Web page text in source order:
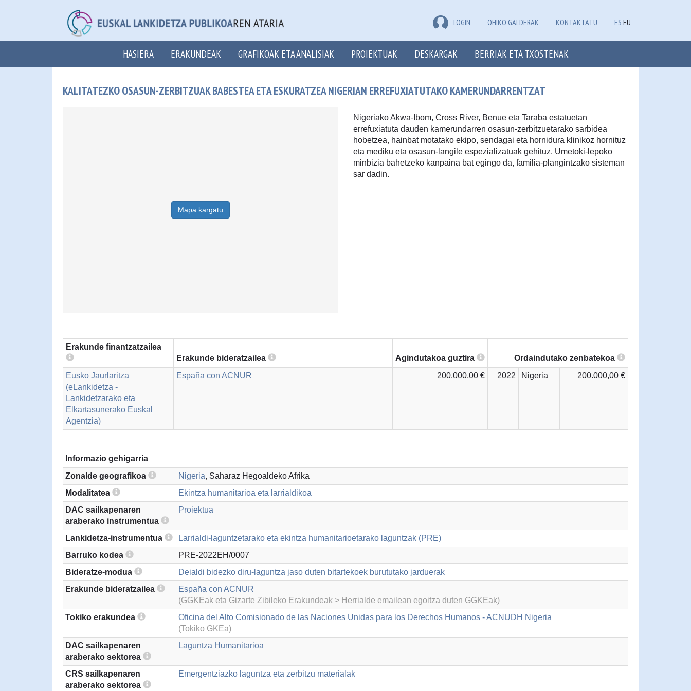
LOGIN OHIKO GALDERAK KONTAKTATU ES EU
HASIERA ERAKUNDEAK GRAFIKOAK ETA ANALISIAK PROIEKTUAK DESKARGAK BERRIAK ETA TXOSTENAK
KALITATEZKO OSASUN-ZERBITZUAK BABESTEA ETA ESKURATZEA NIGERIAN ERREFUXIATUTAKO KAMERUNDARRENTZAT
Mapa kargatu
Nigeriako Akwa-Ibom, Cross River, Benue eta Taraba estatuetan
errefuxiatuta dauden kamerundarren osasun-zerbitzuetarako sarbidea
hobetzea, hainbat motatako ekipo, sendagai eta hornidura klinikoz hornituz
eta mediku eta osasun-langile espezializatuak gehituz. Umetoki-lepoko
minbizia bahetzeko kanpaina bat egingo da, familia-plangintzako sisteman
sar dadin.
Erakunde finantzatzailea
Erakunde bideratzailea
Agindutakoa guztira
Ordaindutako zenbatekoa
Eusko Jaurlaritza
(eLankidetza -
Lankidetzarako eta
Elkartasunerako Euskal
Agentzia)
España con ACNUR 200.000,00 € 2022 Nigeria 200.000,00 €
Informazio gehigarria
Zonalde geografikoa
Nigeria, Saharaz Hegoaldeko Afrika
Modalitatea
Ekintza humanitarioa eta larrialdikoa
DAC sailkapenaren
araberako instrumentua
Proiektua
Lankidetza-instrumentua
Larrialdi-laguntzetarako eta ekintza humanitarioetarako laguntzak (PRE)
Barruko kodea
PRE-2022EH/0007
Bideratze-modua
Deialdi bidezko diru-laguntza jaso duten bitartekoek burututako jarduerak
Erakunde bideratzailea
España con ACNUR
(GGKEak eta Gizarte Zibileko Erakundeak > Herrialde emailean egoitza duten GGKEak)
Tokiko erakundea
Oficina del Alto Comisionado de las Naciones Unidas para los Derechos Humanos - ACNUDH Nigeria
(Tokiko GKEa)
DAC sailkapenaren
araberako sektorea
Laguntza Humanitarioa
CRS sailkapenaren
araberako sektorea
Emergentziazko laguntza eta zerbitzu materialak